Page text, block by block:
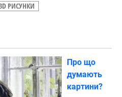
РИСУНКИ
Про що
думають
картини?